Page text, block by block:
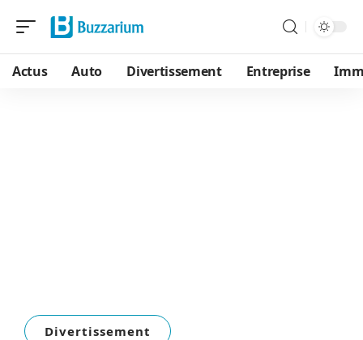
Actus Auto Divertissement Entreprise
Divertissement